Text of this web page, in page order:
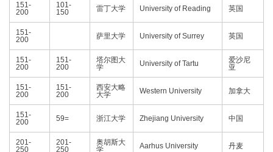
151-
200
101-
150
雷丁大学 University of Reading 英国
151-
200
萨里大学 University of Surrey 英国
151-
200
151-
200
塔尔图大
学
University of Tartu
爱沙尼
亚
151-
200
151-
200
西安大略
大学
Western University 加拿大
151-
200
59= 浙江大学 Zhejiang University 中国
201-
250
201-
250
奥胡斯大
学
Aarhus University 丹麦